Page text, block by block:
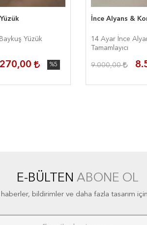
Yüzük
%5
İnce Alyans &
14 Ayar İnce
Tamamlayıcı
9.000,00
E-BÜLTEN ABONE OL
haberler, bildirimler ve daha fazla tasarım